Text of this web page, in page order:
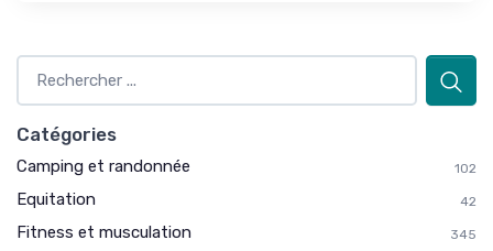
Catégories
Camping et randonnée 102
Equitation 42
Fitness et musculation 345